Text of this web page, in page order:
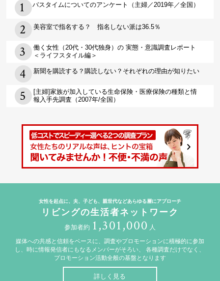
バスタイムについてのアンケート（主婦／2019年／全国）
美容室で指名する？ 指名しない派は36.5％
働く女性（20代・30代独身）の 実態・意識調査レポート
＜ライフスタイル編＞
新聞を購読する？購読しない？それぞれの理由が知りたい
[主婦]家族が加入している生命保険・医療保険の種類と情
報入手先調査（2007年/全国）
女性を起点に、夫、子ども、親世代などあらゆる層にアプローチ
リビングの生活者ネットワーク
参加者約 1,301,000 人
媒体への共感と信頼をベースに、調査やプロモーションに積極的に参加
し、時に情報発信者にもなるメンバーがそろい、
各種調査だけでなく、
プロモーション活動全般の基盤となります
詳しく見る